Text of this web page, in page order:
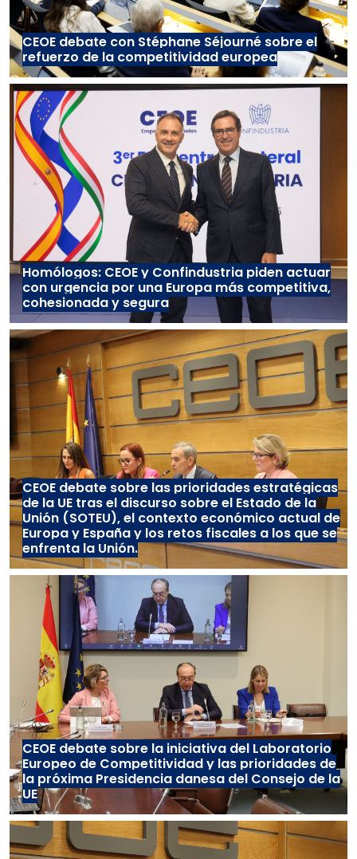
CEOE debate con Stéphane Séjourné sobre el
refuerzo de la competitividad europea
Homólogos: CEOE y Confindustria piden actuar
con urgencia por una Europa más competitiva,
cohesionada y segura
CEOE debate sobre las prioridades estratégicas
de la UE tras el discurso sobre el Estado de la
Unión (SOTEU), el contexto económico actual de
Europa y España y los retos fiscales a los que se
enfrenta la Unión.
CEOE debate sobre la iniciativa del Laboratorio
Europeo de Competitividad y las prioridades de
la próxima Presidencia danesa del Consejo de la
UE